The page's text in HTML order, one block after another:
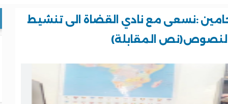
:نسعى مع نادي القضاة الى تنشيط
المقابلة)